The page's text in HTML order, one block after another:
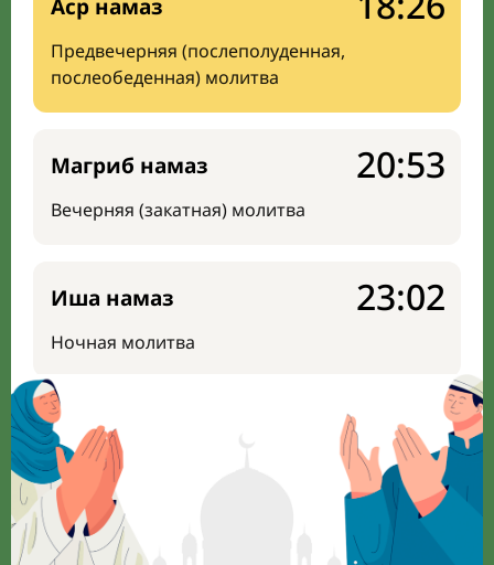
Аср намаз
Предвечерняя (послеполуденная,
послеобеденная) молитва
Магриб намаз
Вечерняя (закатная) молитва
20:53
Иша намаз
Ночная молитва
23:02